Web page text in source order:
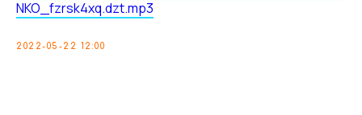
NKO_fzrsk4xq.dzt.mp3
2022-05-22 12:00